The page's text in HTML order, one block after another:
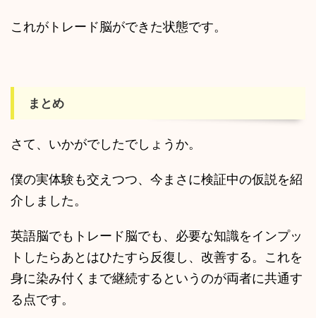
これがトレード脳ができた状態です。
まとめ
さて、いかがでしたでしょうか。
僕の実体験も交えつつ、今まさに検証中の仮説を紹
介しました。
英語脳でもトレード脳でも、必要な知識をインプッ
トしたらあとはひたすら反復し、改善する。これを
身に染み付くまで継続するというのが両者に共通す
る点です。